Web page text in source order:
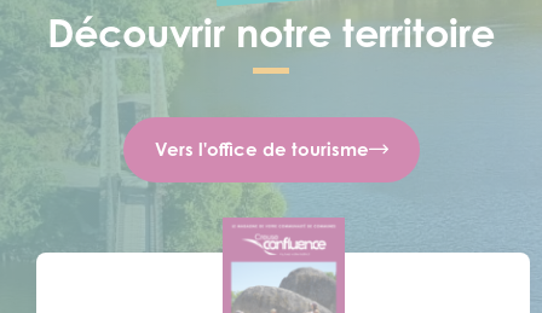
Découvrir notre territoire
Vers l'office de tourisme